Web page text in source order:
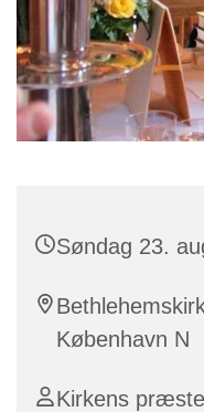
Søndag 23.
København N
Kirkens